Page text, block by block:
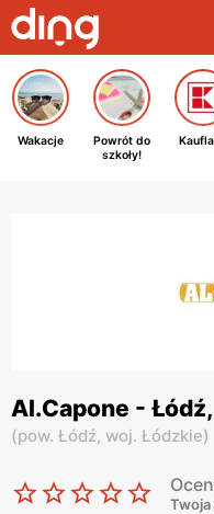
Wakacje
Powrót do
szkoły!
Al.Capone -
(pow. Łódź, woj. Łódzkie)